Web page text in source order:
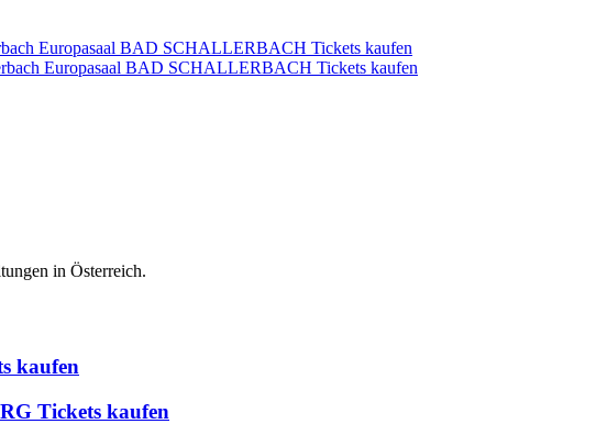
Europasaal BAD SCHALLERBACH Tickets kaufen
Europasaal BAD SCHALLERBACH Tickets kaufen
in Österreich.
kaufen
Tickets kaufen